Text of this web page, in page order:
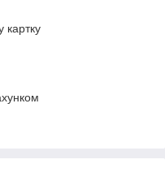
картку